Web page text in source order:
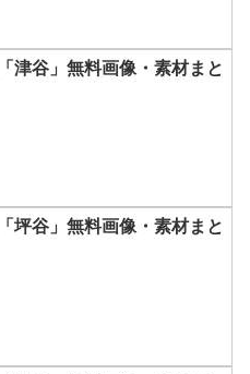
津谷」無料画像・素材まと
坪谷」無料画像・素材まと